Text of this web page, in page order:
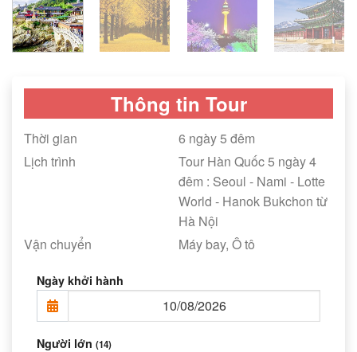
Thông tin Tour
Thời gian
6 ngày 5 đêm
Lịch trình
Tour Hàn Quốc 5 ngày 4
đêm : Seoul - Nami - Lotte
World - Hanok Bukchon từ
Hà Nội
Vận chuyển
Máy bay, Ô tô
Ngày khởi hành
Người lớn (14)